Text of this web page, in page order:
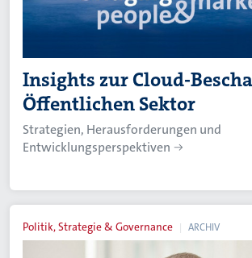
Insights zur Cloud-
Öffentlichen Sektor
Strategien, Herausforderungen und
Entwicklungsperspektiven
Politik, Strategie & Governance ARCHIV